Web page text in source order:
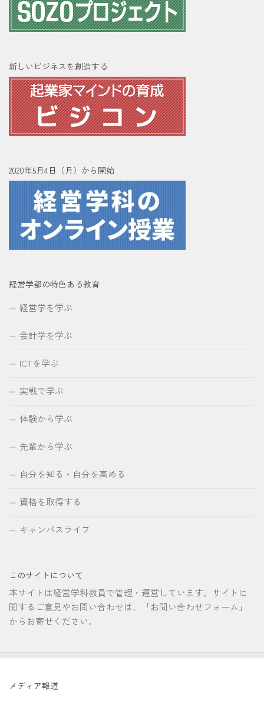
新しいビジネスを創造する
2020年5月4日（月）から開始
経営学部の特色ある教育
経営学を学ぶ
会計学を学ぶ
ICTを学ぶ
実戦で学ぶ
体験から学ぶ
先輩から学ぶ
自分を知る・自分を高める
資格を取得する
キャンパスライフ
このサイトについて
本サイトは経営学科教員で管理・運営しています。サイトに
関するご意見やお問い合わせは、「お問い合わせフォーム」
からお寄せください。
メディア報道